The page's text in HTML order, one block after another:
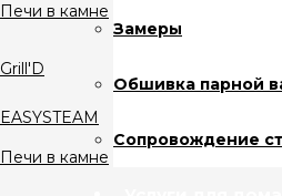
Замеры
Обшивка парной
Сопровождение
Печи в камне
Grill'D
EASYSTEAM
Печи в камне